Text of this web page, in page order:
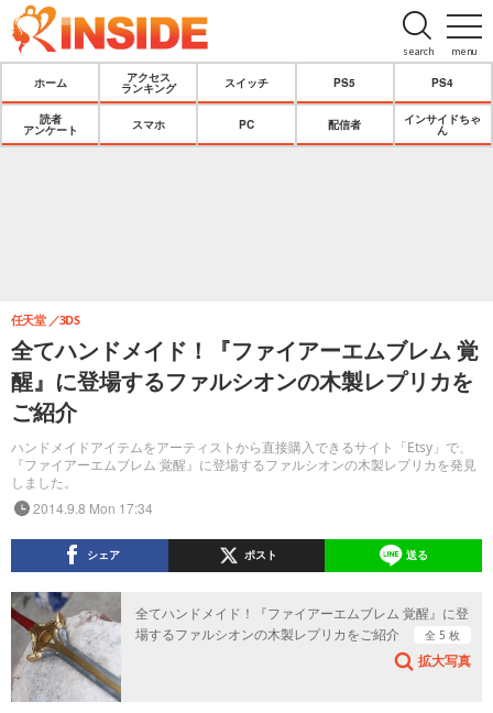
menu
search
ホーム
アクセス
ランキング
スイッチ PS5 PS4
読者
アンケート
スマホ PC 配信者
インサイドちゃ
ん
全てハンドメイド！『ファイアーエムブレム 覚
醒』に登場するファルシオンの木製レプリカを
ご紹介
ハンドメイドアイテムをアーティストから直接購入できるサイト「Etsy」で、
『ファイアーエムブレム 覚醒』に登場するファルシオンの木製レプリカを発見
しました。
任天堂 3DS
2014.9.8 Mon 17:34
シェア ポスト 送る
全てハンドメイド！『ファイアーエムブレム 覚醒』に登
場するファルシオンの木製レプリカをご紹介
全 5 枚
拡大写真